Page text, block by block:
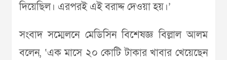
দিয়েছিল। এরপরই এই বরাদ্দ দেওয়া হয়।’
সংবাদ সম্মেলনে মেডিসিন বিশেষজ্ঞ বিল্লাল আলম
বলেন, ‘এক মাসে ২০ কোটি টাকার খাবার খেয়েছেন